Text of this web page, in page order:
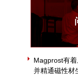
Magprost有
并精通磁性材